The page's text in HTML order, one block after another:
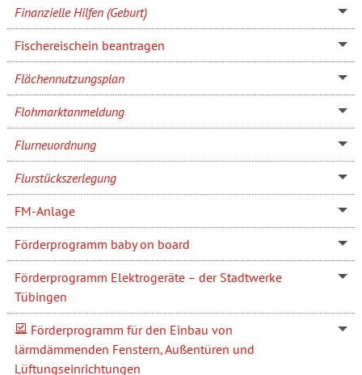
Finanzielle Hilfen (Geburt)
Fischereischein beantragen
Flächennutzungsplan
Flohmarktanmeldung
Flurneuordnung
Flurstückszerlegung
FM-Anlage
Förderprogramm baby on board
Förderprogramm Elektrogeräte – der Stadtwerke
Tübingen
Förderprogramm für den Einbau von
lärmdämmenden Fenstern, Außentüren und
Lüftungseinrichtungen